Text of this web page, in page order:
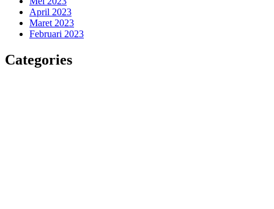
April 2023
Maret 2023
Februari 2023
Categories